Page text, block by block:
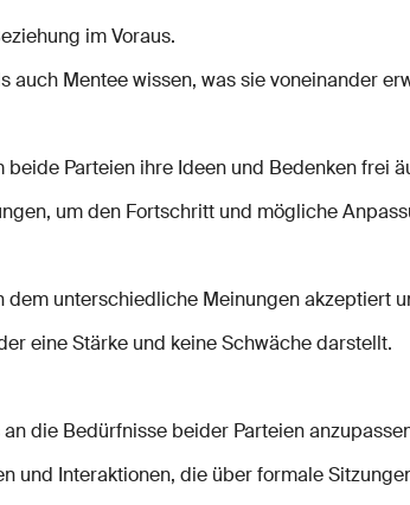
im Voraus.
auch Mentee wissen, was sie voneinander
Parteien ihre Ideen und Bedenken frei
um den Fortschritt und mögliche
dem unterschiedliche Meinungen akzeptiert
eine Stärke und keine Schwäche darstellt.
die Bedürfnisse beider Parteien
und Interaktionen, die über formale